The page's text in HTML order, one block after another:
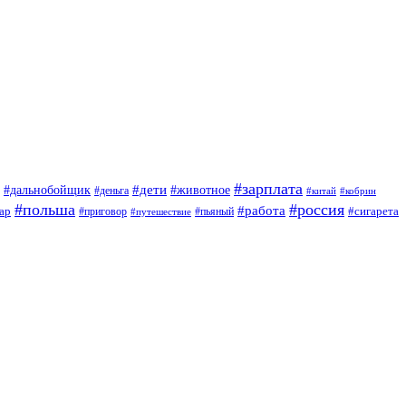
#дальнобойщик #деньга #дети #животное #зарплата #китай #кобрин
#польша #приговор #путешествие #пьяный #работа #россия #сигарета